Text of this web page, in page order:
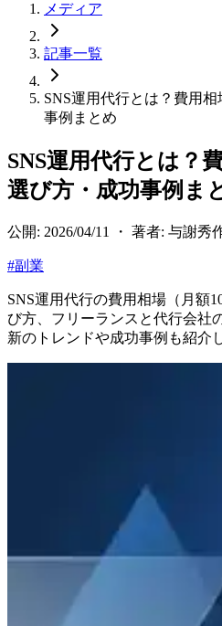
メディア
記事一覧
SNS運用代行とは？費用
事例まとめ
SNS運用代行とは？
選び方・成功事例ま
公開: 2026/04/11 ・ 著者: 与謝秀
#副業
SNS運用代行の費用相場（月額
び方、フリーランスと代行会社
新のトレンドや成功事例も紹介